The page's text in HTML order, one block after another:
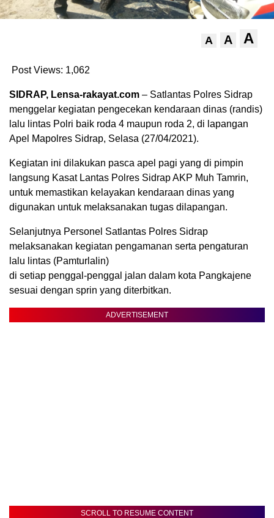
A A A
Post Views: 1,062
SIDRAP, Lensa-rakayat.com – Satlantas Polres Sidrap
menggelar kegiatan pengecekan kendaraan dinas (randis)
lalu lintas Polri baik roda 4 maupun roda 2, di lapangan
Apel Mapolres Sidrap, Selasa (27/04/2021).
Kegiatan ini dilakukan pasca apel pagi yang di pimpin
langsung Kasat Lantas Polres Sidrap AKP Muh Tamrin,
untuk memastikan kelayakan kendaraan dinas yang
digunakan untuk melaksanakan tugas dilapangan.
Selanjutnya Personel Satlantas Polres Sidrap
melaksanakan kegiatan pengamanan serta pengaturan
lalu lintas (Pamturlalin)
di setiap penggal-penggal jalan dalam kota Pangkajene
sesuai dengan sprin yang diterbitkan.
ADVERTISEMENT
SCROLL TO RESUME CONTENT